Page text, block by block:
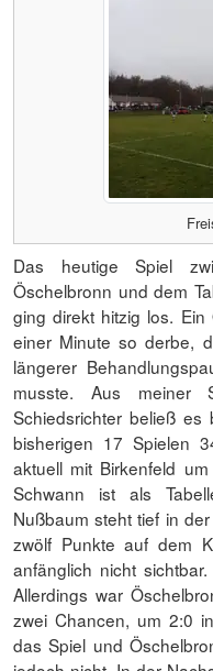
Das heutige Spiel
Öschelbronn und dem
ging direkt hitzig los. Ein
einer Minute so derbe,
längerer
musste. Aus
Schiedsrichter beließ
bisherigen 17 Spielen
aktuell mit Birkenfeld
Schwann ist als
Nußbaum steht tief in
zwölf Punkte auf dem
anfänglich nicht
Allerdings war
zwei Chancen, um 2:0
das Spiel und